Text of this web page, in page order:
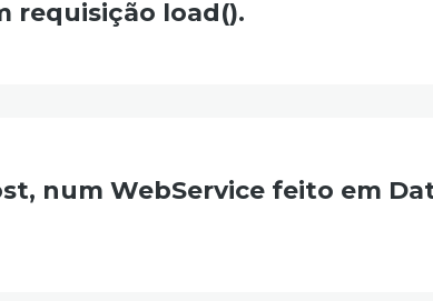
requisição load().
num WebService feito em